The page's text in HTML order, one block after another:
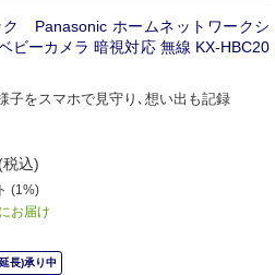
ク Panasonic ホームネットワークシ
ビーカメラ 暗視対応 無線 KX-HBC20
子をスマホで見守り､想い出も記録
税込)
(1%)
お届け
長)承り中